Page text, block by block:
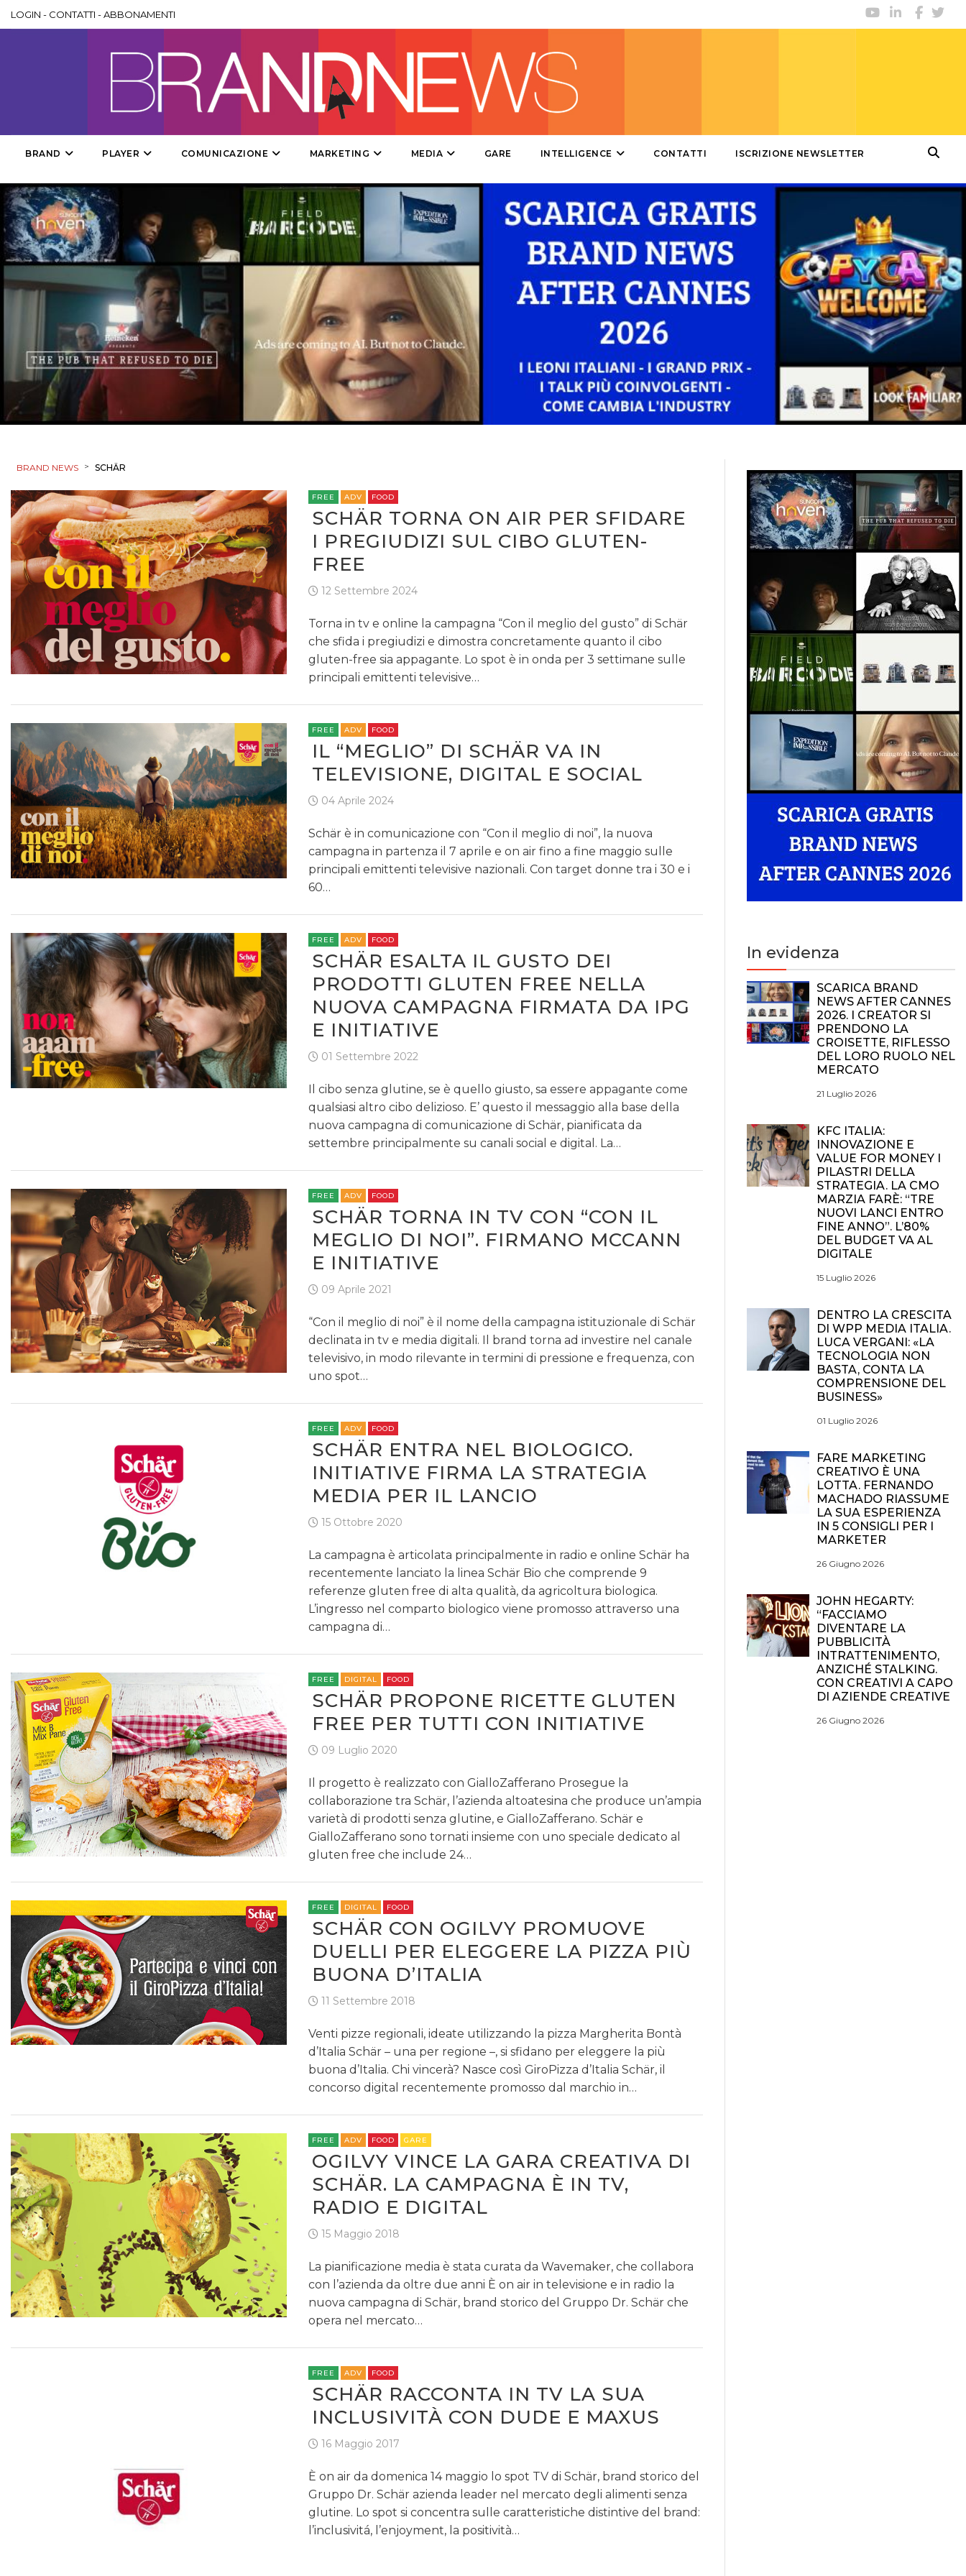
DATI
NORMATIVE
CASE HISTORY
OPINIONI
LOGIN - CONTATTI -ABBONAMENTI
BRAND PLAYER COMUNICAZIONE MARKETING MEDIA GARE INTELLIGENCE CONTATTI ISCRIZIONE NEWSLETTER
BRAND NEWS > SCHÄR
FREE ADV FOOD
SCHÄR TORNA ON AIR PER SFIDARE
I PREGIUDIZI SUL CIBO GLUTEN-
FREE
12 Settembre 2024
Torna in tv e online la campagna “Con il meglio del gusto” di Schär
che sfida i pregiudizi e dimostra concretamente quanto il cibo
gluten-free sia appagante. Lo spot è in onda per 3 settimane sulle
principali emittenti televisive…
FREE ADV FOOD
IL “MEGLIO” DI SCHÄR VA IN
TELEVISIONE, DIGITAL E SOCIAL
04 Aprile 2024
Schär è in comunicazione con “Con il meglio di noi”, la nuova
campagna in partenza il 7 aprile e on air fino a fine maggio sulle
principali emittenti televisive nazionali. Con target donne tra i 30 e i
60…
FREE ADV FOOD
SCHÄR ESALTA IL GUSTO DEI
PRODOTTI GLUTEN FREE NELLA
NUOVA CAMPAGNA FIRMATA DA IPG
E INITIATIVE
01 Settembre 2022
Il cibo senza glutine, se è quello giusto, sa essere appagante come
qualsiasi altro cibo delizioso. E’ questo il messaggio alla base della
nuova campagna di comunicazione di Schär, pianificata da
settembre principalmente su canali social e digital. La…
FREE ADV FOOD
SCHÄR TORNA IN TV CON “CON IL
MEGLIO DI NOI”. FIRMANO MCCANN
E INITIATIVE
09 Aprile 2021
“Con il meglio di noi” è il nome della campagna istituzionale di Schär
declinata in tv e media digitali. Il brand torna ad investire nel canale
televisivo, in modo rilevante in termini di pressione e frequenza, con
uno spot…
FREE ADV FOOD
SCHÄR ENTRA NEL BIOLOGICO.
INITIATIVE FIRMA LA STRATEGIA
MEDIA PER IL LANCIO
15 Ottobre 2020
La campagna è articolata principalmente in radio e online Schär ha
recentemente lanciato la linea Schär Bio che comprende 9
referenze gluten free di alta qualità, da agricoltura biologica.
L’ingresso nel comparto biologico viene promosso attraverso una
campagna di…
FREE DIGITAL FOOD
SCHÄR PROPONE RICETTE GLUTEN
FREE PER TUTTI CON INITIATIVE
09 Luglio 2020
Il progetto è realizzato con GialloZafferano Prosegue la
collaborazione tra Schär, l’azienda altoatesina che produce un’ampia
varietà di prodotti senza glutine, e GialloZafferano. Schär e
GialloZafferano sono tornati insieme con uno speciale dedicato al
gluten free che include 24…
FREE DIGITAL FOOD
SCHÄR CON OGILVY PROMUOVE
DUELLI PER ELEGGERE LA PIZZA PIÙ
BUONA D’ITALIA
11 Settembre 2018
Venti pizze regionali, ideate utilizzando la pizza Margherita Bontà
d’Italia Schär – una per regione –, si sfidano per eleggere la più
buona d’Italia. Chi vincerà? Nasce così GiroPizza d’Italia Schär, il
concorso digital recentemente promosso dal marchio in…
FREE ADV FOOD GARE
OGILVY VINCE LA GARA CREATIVA DI
SCHÄR. LA CAMPAGNA È IN TV,
RADIO E DIGITAL
15 Maggio 2018
La pianificazione media è stata curata da Wavemaker, che collabora
con l’azienda da oltre due anni È on air in televisione e in radio la
nuova campagna di Schär, brand storico del Gruppo Dr. Schär che
opera nel mercato…
FREE ADV FOOD
SCHÄR RACCONTA IN TV LA SUA
INCLUSIVITÀ CON DUDE E MAXUS
16 Maggio 2017
È on air da domenica 14 maggio lo spot TV di Schär, brand storico del
Gruppo Dr. Schär azienda leader nel mercato degli alimenti senza
glutine. Lo spot si concentra sulle caratteristiche distintive del brand:
l’inclusivitá, l’enjoyment, la positività…
In evidenza
SCARICA BRAND
NEWS AFTER CANNES
2026. I CREATOR SI
PRENDONO LA
CROISETTE, RIFLESSO
DEL LORO RUOLO NEL
MERCATO
21 Luglio 2026
KFC ITALIA:
INNOVAZIONE E
VALUE FOR MONEY I
PILASTRI DELLA
STRATEGIA. LA CMO
MARZIA FARÈ: “TRE
NUOVI LANCI ENTRO
FINE ANNO”. L’80%
DEL BUDGET VA AL
DIGITALE
15 Luglio 2026
DENTRO LA CRESCITA
DI WPP MEDIA ITALIA.
LUCA VERGANI: «LA
TECNOLOGIA NON
BASTA, CONTA LA
COMPRENSIONE DEL
BUSINESS»
01 Luglio 2026
FARE MARKETING
CREATIVO È UNA
LOTTA. FERNANDO
MACHADO RIASSUME
LA SUA ESPERIENZA
IN 5 CONSIGLI PER I
MARKETER
26 Giugno 2026
JOHN HEGARTY:
“FACCIAMO
DIVENTARE LA
PUBBLICITÀ
INTRATTENIMENTO,
ANZICHÉ STALKING.
CON CREATIVI A CAPO
DI AZIENDE CREATIVE
26 Giugno 2026